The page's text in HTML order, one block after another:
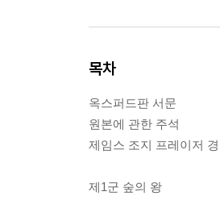
목차
옥스퍼드판 서문
원본에 관한 주석
제임스 조지 프레이저
제1군 숲의 왕